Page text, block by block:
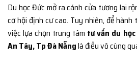
Du học Đức mở ra cánh cửa tương lai
cơ hội định cư cao. Tuy nhiên, để
việc lựa chọn trung tâm tư vấn du
An Tây, Tp Đà Nẵnglà điều vô cùng